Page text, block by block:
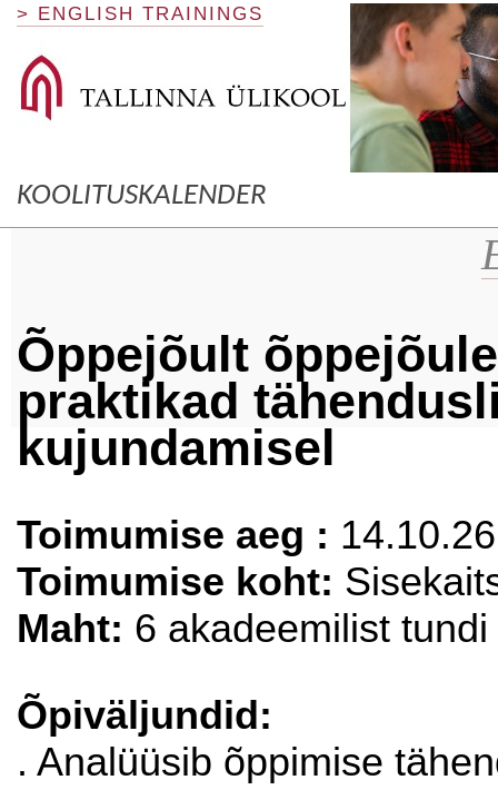
> ENGLISH TRAININGS
KOOLITUSKALENDER
Õppejõult
praktikad
kujundamisel
Toimumise aeg : 14.10.26
Toimumise koht:
Maht: 6 akadeemilist tundi
Õpiväljundid:
. Analüüsib õppimise